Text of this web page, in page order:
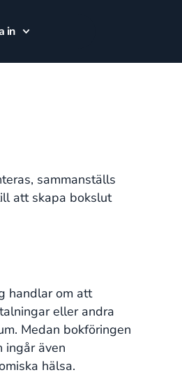
in
sammanställs
att skapa bokslut
handlar om att
eller andra
Medan bokföringen
ingår även
hälsa.